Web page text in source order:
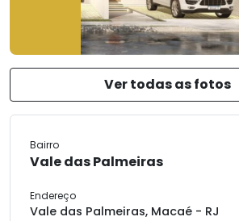
Ver todas as fotos
Bairro
Vale das Palmeiras
Endereço
Vale das Palmeiras, Macaé - RJ